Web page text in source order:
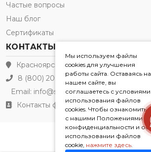
Мы используем файлы
cookies для улучшения
работы сайта. Оставаясь на
нашем сайте, вы
соглашаетесь с условиями
использования файлов
cookies. Чтобы ознакомиться
с нашими Положениями о
конфиденциальности и об
использовании файлов
cookie, нажмите здесь.
Частые вопросы
Наш блог
Сертификаты
КОНТАКТЫ
Красноярск
8 (800) 200-21-91
Email: info@sleepkaif.ru
Контакты филиалов
Sleepkaif® 2026